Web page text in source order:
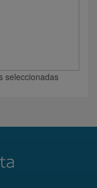
seleccionadas